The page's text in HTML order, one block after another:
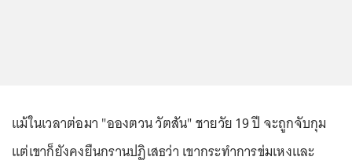
แม้ในเวลาต่อมา "อองตวน วัตสัน" ชายวัย 19 ปี จะถูกจับกุม
แต่เขาก็ยังคงยืนกรานปฏิเสธว่า เขากระทำการข่มเหงและ